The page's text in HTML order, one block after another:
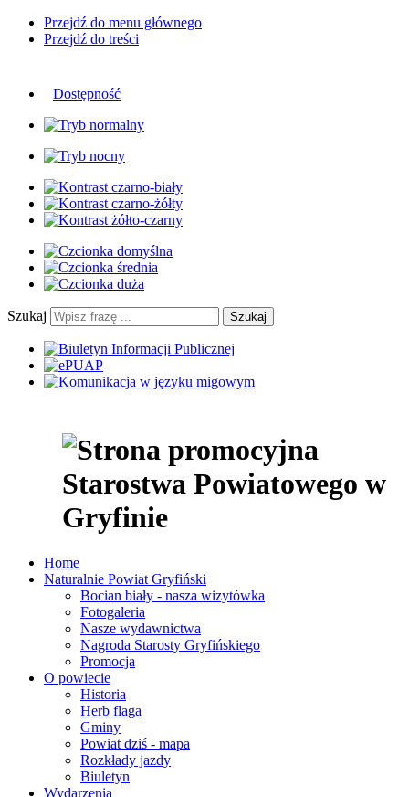
Przejdź do menu głównego
Przejdź do treści
Dostępność
Szukaj Szukaj
Home
Naturalnie Powiat Gryfiński
Bocian biały - nasza wizytówka
Fotogaleria
Nasze wydawnictwa
Nagroda Starosty Gryfińskiego
Promocja
O powiecie
Historia
Herb flaga
Gminy
Powiat dziś - mapa
Rozkłady jazdy
Biuletyn
Wydarzenia